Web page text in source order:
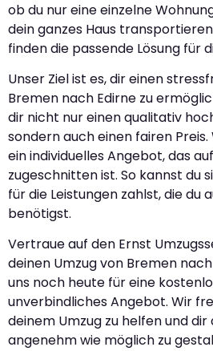
ob du nur eine einzelne
dein ganzes Haus
finden die passende Lösung für
Unser Ziel ist es, dir einen
Bremen nach Edirne zu
dir nicht nur einen qualitativ
sondern auch einen fairen
ein individuelles Angebot, das
zugeschnitten ist. So kannst du
für die Leistungen zahlst, die du
benötigst.
Vertraue auf den Ernst
deinen Umzug von Bremen
uns noch heute für eine
unverbindliches Angebot. Wir
deinem Umzug zu helfen und
angenehm wie möglich zu